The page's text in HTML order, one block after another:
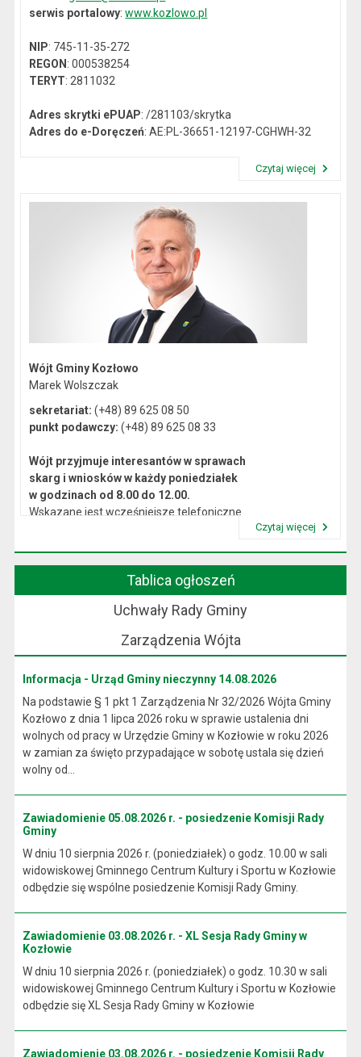
serwis portalowy:www.kozlowo.pl
NIP: 745-11-35-272
REGON: 000538254
TERYT: 2811032
Adres skrytki ePUAP: /281103/skrytka
Adres do e-Doręczeń: AE:PL-36651-12197-CGHWH-32
Czytaj więcej
Wójt Gminy Kozłowo
Marek Wolszczak
sekretariat: (+48) 89 625 08 50
punkt podawczy: (+48) 89 625 08 33
Wójt przyjmuje interesantów w sprawach
skarg i wniosków w każdy poniedziałek
w godzinach od 8.00 do 12.00.
Wskazane jest wcześniejsze telefoniczne
Czytaj więcej
Tablica ogłoszeń
Uchwały Rady Gminy
Zarządzenia Wójta
Informacja - Urząd Gminy nieczynny 14.08.2026
Na podstawie § 1 pkt 1 Zarządzenia Nr 32/2026 Wójta Gminy
Kozłowo z dnia 1 lipca 2026 roku w sprawie ustalenia dni
wolnych od pracy w Urzędzie Gminy w Kozłowie w roku 2026
w zamian za święto przypadające w sobotę ustala się dzień
wolny od...
Zawiadomienie 05.08.2026 r. - posiedzenie Komisji Rady
Gminy
W dniu 10 sierpnia 2026 r. (poniedziałek) o godz. 10.00 w sali
widowiskowej Gminnego Centrum Kultury i Sportu w Kozłowie
odbędzie się wspólne posiedzenie Komisji Rady Gminy.
Zawiadomienie 03.08.2026 r. - XL Sesja Rady Gminy w
Kozłowie
W dniu 10 sierpnia 2026 r. (poniedziałek) o godz. 10.30 w sali
widowiskowej Gminnego Centrum Kultury i Sportu w Kozłowie
odbędzie się XL Sesja Rady Gminy w Kozłowie
Zawiadomienie 03.08.2026 r. - posiedzenie Komisji Rady